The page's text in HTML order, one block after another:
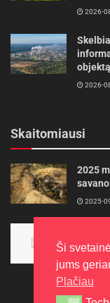
2026-
objektą
2026-
Skaitomiausi
2025
2025-
aukso
2015-
Ši
jums
Plačiau